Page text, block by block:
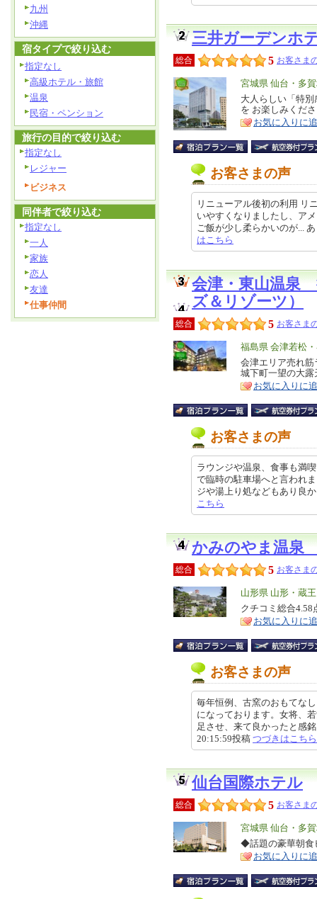
三井ガーデンホ
総合 5 お客さま
エ
リ
ア
宮城県 仙台・多
特
徴
大人らしい「特
を お楽しみくだ
お気に入りに
お客さまの声
リニューアル後初の利用 リ
いやすくなりましたし、ア
ご飯が少し柔らかいのが...
はこちら
会津・東山温泉
ズ＆リゾーツ）
総合 5 お客さま
エ
リ
ア
福島県 会津若松
特
徴
会津エリア売れ
城下町一望の大露
お気に入りに
お客さまの声
ラウンジや温泉、食事も満
で臨時の駐車場へと言われ
ジや湯上り処などもあり良
こちら
かみのやま温
総合 5 お客さま
エ
リ
ア
山形県 山形・蔵
特
徴
クチコミ総合
お気に入りに
お客さまの声
毎年恒例、古窯のおもてな
になっております。女将、
足させ、来て良かったと感
20:15:59投稿 つづきはこちら
仙台国際ホテル
総合 5 お客さま
エ
リ
ア
宮城県 仙台・多
特
徴
◆話題の豪華朝
お気に入りに
九州
沖縄
宿タイプで絞り込む
指定なし
高級ホテル・旅館
温泉
民宿・ペンション
旅行の目的で絞り込む
指定なし
レジャー
ビジネス
同伴者で絞り込む
指定なし
一人
家族
恋人
友達
仕事仲間